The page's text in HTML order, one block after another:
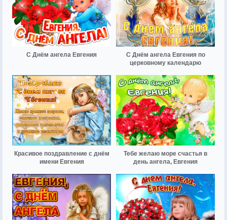
С Днём ангела Евгения
С Днём ангела Евгения по
церковному календарю
Красивое поздравление с днём
имени Евгения
Тебе желаю море счастья в
день ангела, Евгения